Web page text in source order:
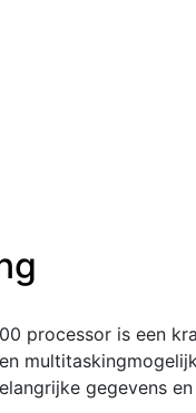
processor is een
gegevens